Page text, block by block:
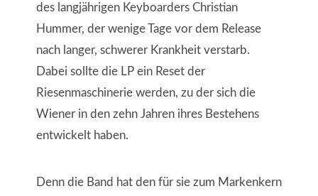
des langjährigen Keyboarders Christian
Hummer, der wenige Tage vor dem Release
nach langer, schwerer Krankheit verstarb.
Dabei sollte die LP ein Reset der
Riesenmaschinerie werden, zu der sich die
Wiener in den zehn Jahren ihres Bestehens
entwickelt haben.
Denn die Band hat den für sie zum Markenkern